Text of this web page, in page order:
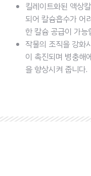
킬레이트화된 액상
되어 칼슘흡수가 어
한 칼슘 공급이 가능
작물의 조직을 강화
이 촉진되며 병충해
을 향상시켜 줍니다.